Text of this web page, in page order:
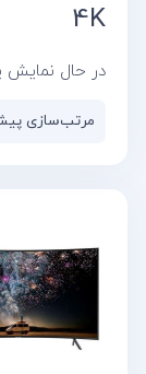
کولر
یخچال
مقالات
نوشته
ها
4K
در حال نمایش